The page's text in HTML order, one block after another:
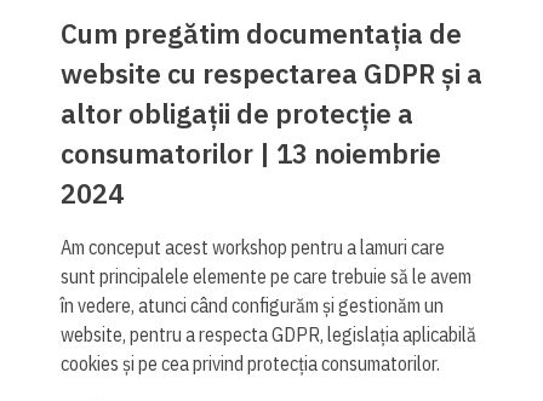
Cum pregătim documentația de
website cu respectarea GDPR și a
altor obligații de protecție a
consumatorilor | 13 noiembrie
2024
Am conceput acest workshop pentru a lamuri care
sunt principalele elemente pe care trebuie să le avem
în vedere, atunci când configurăm și gestionăm un
website, pentru a respecta GDPR, legislația aplicabilă
cookies și pe cea privind protecția consumatorilor.